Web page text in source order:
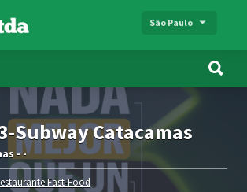
São Paulo
Subway Catacamas
- -
Fast-Food